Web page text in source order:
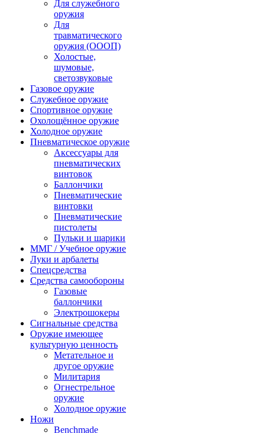
Для служебного
оружия
Для
травматического
оружия (ОООП)
Холостые,
шумовые,
светозвуковые
Газовое оружие
Служебное оружие
Спортивное оружие
Охолощённое оружие
Холодное оружие
Пневматическое оружие
Аксессуары для
пневматических
винтовок
Баллончики
Пневматические
винтовки
Пневматические
пистолеты
Пульки и шарики
ММГ / Учебное оружие
Луки и арбалеты
Спецсредства
Средства самообороны
Газовые
баллончики
Электрошокеры
Сигнальные средства
Оружие имеющее
культурную ценность
Метательное и
другое оружие
Милитария
Огнестрельное
оружие
Холодное оружие
Ножи
Benchmade